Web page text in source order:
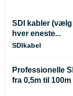
SDI kabler
hver eneste...
SDIkabel
Professionelle
fra 0,5m til 100m